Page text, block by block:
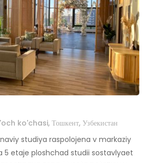
ko'chasi, Тошкент, Узбекистан
studiya raspolojena v markaziy
5 etaje ploshchad studii sostavlyaet